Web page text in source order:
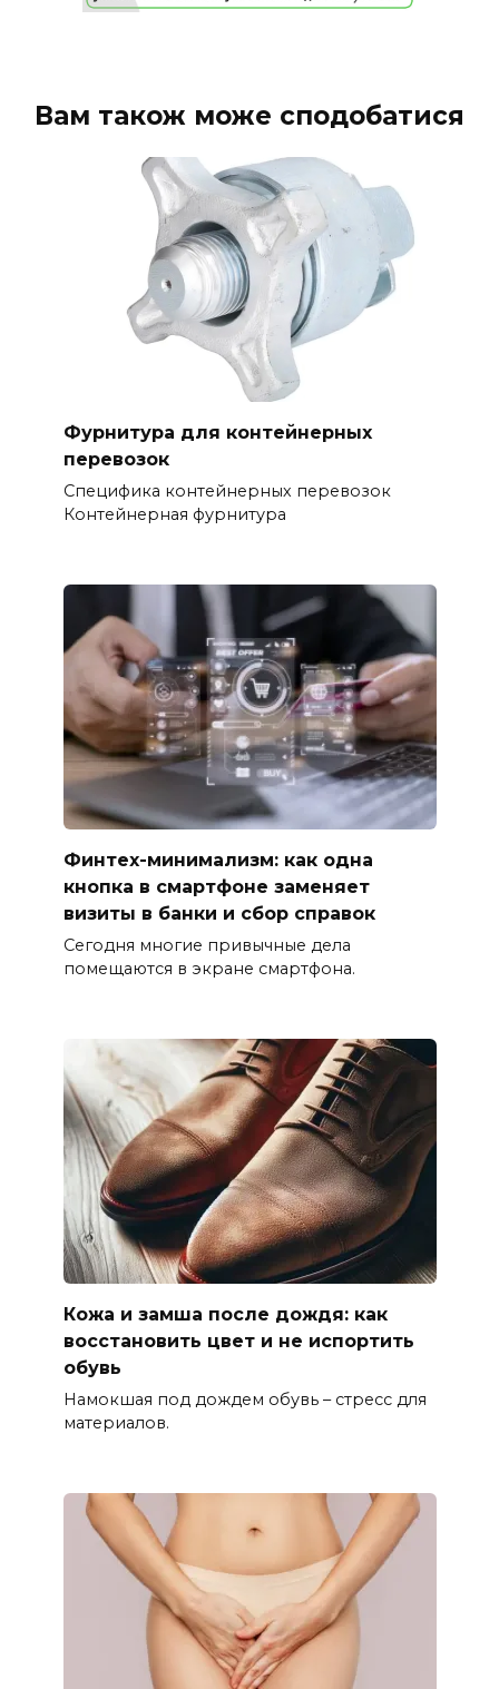
Вам також може сподобатися
Фурнитура для контейнерных
перевозок
Специфика контейнерных перевозок
Контейнерная фурнитура
Финтех-минимализм: как одна
кнопка в смартфоне заменяет
визиты в банки и сбор справок
Сегодня многие привычные дела
помещаются в экране смартфона.
Кожа и замша после дождя: как
восстановить цвет и не испортить
обувь
Намокшая под дождем обувь – стресс для
материалов.